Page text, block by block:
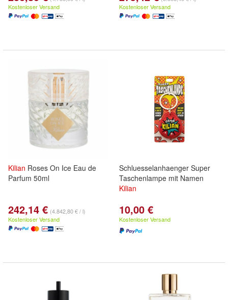
Kostenloser Versand
Kostenloser Versand
Kilian Roses On Ice Eau de
Parfum 50ml
242,14 € (4.842,80 € / l)
Kostenloser Versand
Schluesselanhaenger Super
Taschenlampe mit Namen
Kilian
10,00 €
Kostenloser Versand